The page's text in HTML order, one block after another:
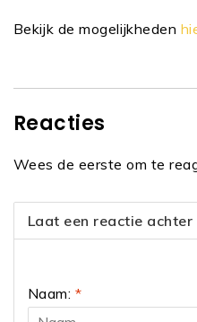
Bekijk de mogelijkheden
Reacties
Wees de eerste om te
Laat een reactie achter
Naam: *